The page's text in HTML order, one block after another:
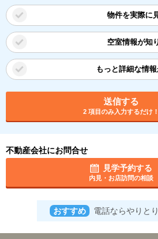
物件を実際に
空室情報が知
もっと詳細な情
送信する
2 項目のみ入力するだけ！
不動産会社にお問合せ
見学予約する
内見・お店訪問の相談
おすすめ 電話ならやりと